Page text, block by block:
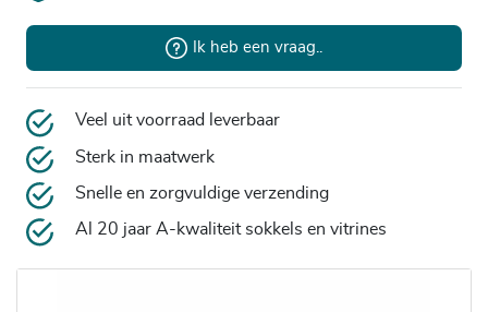
Ik heb een vraag..
Veel uit voorraad leverbaar
Sterk in maatwerk
Snelle en zorgvuldige verzending
Al 20 jaar A-kwaliteit sokkels en vitrines